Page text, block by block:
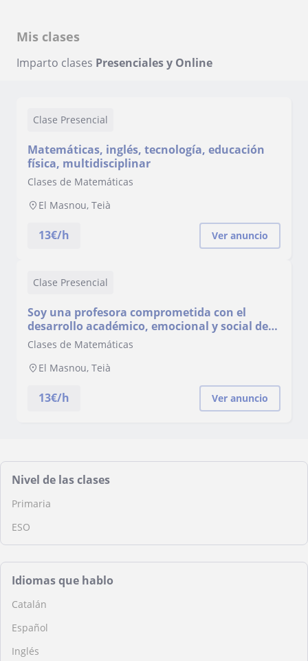
Mis clases
Imparto clases Presenciales y Online
Clase Presencial
Matemáticas, inglés, tecnología, educación
física, multidisciplinar
Clases de Matemáticas
El Masnou, Teià
13€/h Ver anuncio
Clase Presencial
Soy una profesora comprometida con el
desarrollo académico, emocional y social de
mis alumnos, de primaria y secundaria.
Clases de Matemáticas
El Masnou, Teià
13€/h Ver anuncio
Nivel de las clases
Primaria
ESO
Idiomas que hablo
Catalán
Español
Inglés